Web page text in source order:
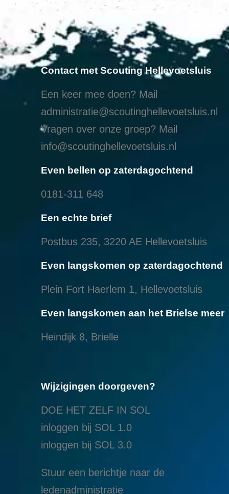
Contact met Scouting Hellevoetsluis
Een keer mee doen? Mail
administratie@scoutinghellevoetsluis.nl
Vragen over onze groep? Mail
info@scoutinghellevoetsluis.nl
Even bellen op zaterdagochtend
0181-311 648
Een echte brief
Postbus 235, 3220 AE Hellevoetsluis
Even langskomen op zaterdagochtend
Plein Fort Haerlem 1, Hellevoetsluis
Even langskomen aan het Brielse meer
Heindijk 8, Brielle
Wijzigingen doorgeven?
DOE HET ZELF IN SOL
inloggen bij SOL 1.0
inloggen bij SOL 3.0
Stuur een berichtje naar de
ledenadministratie